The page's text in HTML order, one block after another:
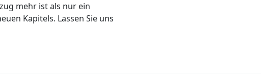
mehr ist als nur ein
Kapitels. Lassen Sie uns